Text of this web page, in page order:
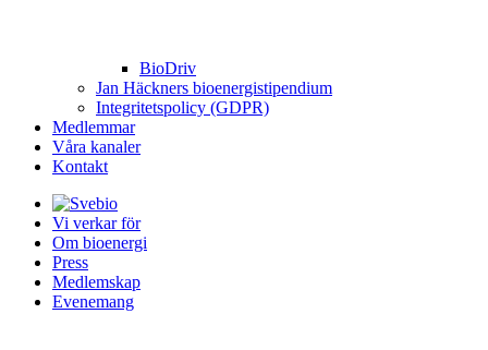
BioDriv
Jan Häckners bioenergistipendium
Integritetspolicy (GDPR)
Medlemmar
Våra kanaler
Kontakt
Vi verkar för
Om bioenergi
Press
Medlemskap
Evenemang